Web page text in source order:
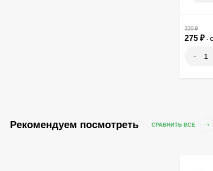
320₽
275₽ -
-
Рекомендуем посмотреть СРАВНИТЬ ВСЕ